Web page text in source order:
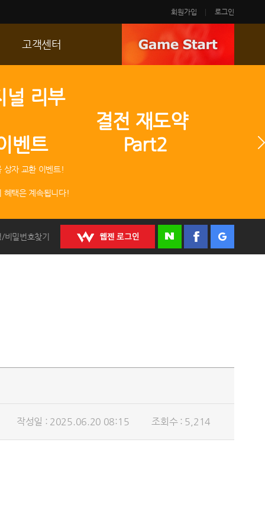
회원가입 로그인
널 리부
전 재도약
이벤트 Part2
상자 교환 이벤트!
혜택은 계속됩니다!
비밀번호찾기
고객센터
문의/신고
운영정책
작성일 : 2025.06.20 08:15 조회수 : 5,214